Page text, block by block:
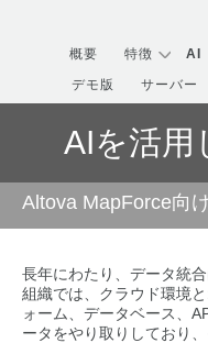
概要 特徴 AI
デモ版
サーバー
AIを活用
Altova MapForce向
長年にわたり、データ統
組織では、クラウド環境
ォーム、データベース、
ータをやり取りしており